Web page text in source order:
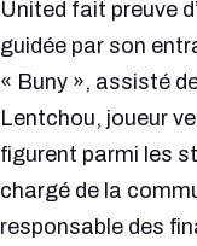
United fait preuve
guidée par son
« Buny », assisté
Lentchou, joueur
figurent parmi les
chargé de la
responsable des